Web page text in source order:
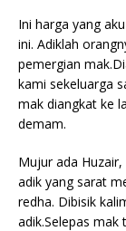
Ini harga yang
ini. Adiklah
pemergian
kami sekeluarga
mak diangkat ke
demam.
Mujur ada
adik yang sarat
redha. Dibisik
adik.Selepas mak